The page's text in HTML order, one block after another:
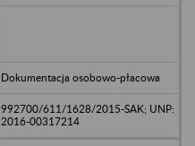
Dokumentacja osobowo-płacowa
992700/611/1628/2015-SAK; UNP:
2016-00317214